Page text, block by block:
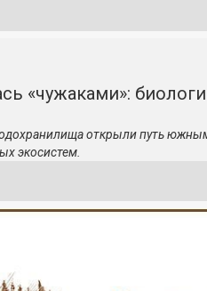
«чужаками»:
открыли путь
экосистем.